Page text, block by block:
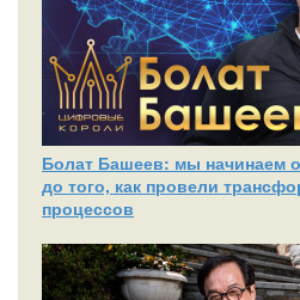
Болат Башеев: мы начинаем
до того, как провели
процессов